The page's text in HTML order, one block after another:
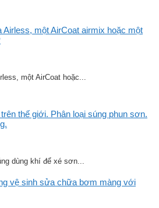
Airless, một AirCoat airmix hoặc một
một AirCoat hoặc...
thế giới. Phân loại súng phun sơn.
dùng khí để xé sơn...
vệ sinh sửa chữa bơm màng với